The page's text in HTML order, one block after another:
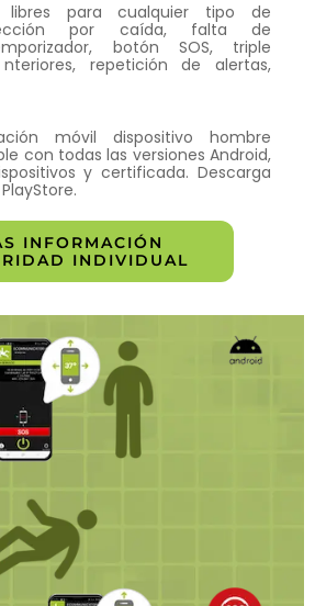
libres para cualquier tipo de
por caída, falta de
botón SOS, triple
repetición de alertas,
móvil dispositivo hombre
con todas las versiones Android,
y certificada. Descarga
INFORMACIÓN
INDIVIDUAL